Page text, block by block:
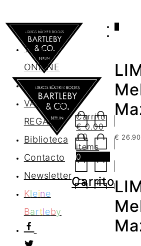
AGENDA
TIENDA
ONLINE
Nosotros
VALES DE
REGALO
Biblioteca
Contacto
Newsletter
Kleine
Bartleby
Carrito
€0.00
/ 0
items
0
Carrito
€ 26.90